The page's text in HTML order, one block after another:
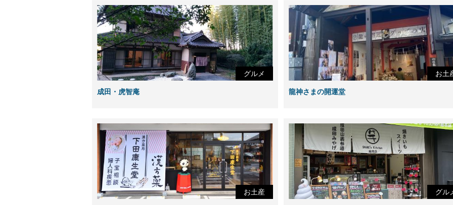
グルメ
成田・虎智庵
お土
龍神さまの開運堂
お土産 グル